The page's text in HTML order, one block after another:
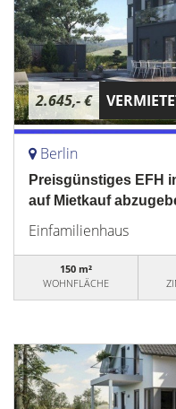
2.645,- €
Berlin
Preisgünstiges EFH
auf Mietkauf
Einfamilienhaus
150 m²
WOHNFLÄCHE